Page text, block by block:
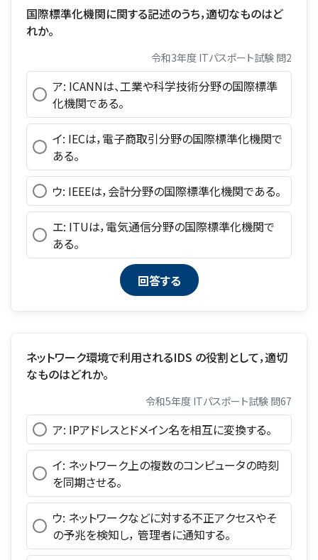
国際標準化機関に関する記述のうち，適切なものはど
れか。
令和3年度 ITパスポート試験 問2
ア: ICANNは、工業や科学技術分野の国際標準
化機関である。
イ: IECは，電子商取引分野の国際標準化機関で
ある。
ウ: IEEEは，会計分野の国際標準化機関である。
エ: ITUは，電気通信分野の国際標準化機関で
ある。
ネットワーク環境で利用されるIDS の役割として，適切
なものはどれか。
令和5年度 ITパスポート試験 問67
ア: IPアドレスとドメイン名を相互に変換する。
イ: ネットワーク上の複数のコンピュータの時刻
を同期させる。
ウ: ネットワークなどに対する不正アクセスやそ
の予兆を検知し， 管理者に通知する。